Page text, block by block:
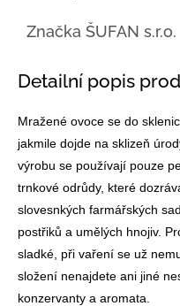
Značka ŠUFAN s.r.o.
Detailní popis
Mražené ovoce se do
jakmile dojde na sklizeň
výrobu se používají pouze
trnkové odrůdy, které
slovesnkých farmářských
postřiků a umělých hnojiv.
sladké, při vaření se už
složení nenajdete ani jiné
konzervanty a aromata.